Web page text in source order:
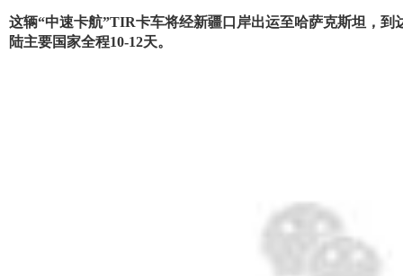
这辆“中速卡航”TIR卡车将经新疆口岸出运至哈萨克斯坦，到
陆主要国家全程10-12天。